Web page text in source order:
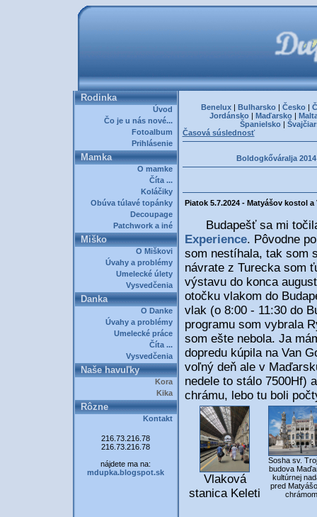
Rodinka
Úvod
Čo je u nás nové...
Fotoalbum
Prihlásenie
Mamka
O mamke
Číta ...
Koláčiky
Obúva túlavé topánky
Decoupage
Patchwork a iné
Miško
O Miškovi
Úvahy a problémy
Umelecké úlety
Vysvedčenia
Danka
O Danke
Úvahy a problémy
Umelecké práce
Číta ...
Vysvedčenia
Naše havuľky
Kora
Kika
Rôzne
Kontakt
216.73.216.78
216.73.216.78
nájdete ma na:
mdupka.blogspot.sk
Benelux | Bulharsko | Česko |
Jordánsko | Maďarsko |
Španielsko|
Časová súslednosť
Boldogkőváralja 2014
Piatok 5.7.2024 - Matyášov kostol
Budapešť sa mi točila
Experience. Pôvodne
som nestíhala, tak som
návrate z Turecka som
výstavu do konca
otočku vlakom do
vlak (o 8:00 - 11:30 do
programu som vybrala
som ešte nebola. Ja
dopredu kúpila na Van
voľný deň ale v
nedele to stálo 7500Hf)
chrámu, lebo tu boli
Vlaková
stanica Keleti
Sosha sv.
budova
kultúrnej
pred
chrámom